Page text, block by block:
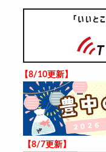
【8/10更新】
【8/7更新】